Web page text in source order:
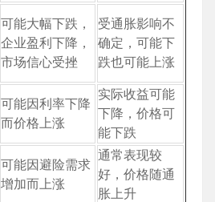
可能大幅下跌，
企业盈利下降，
市场信心受挫
受通胀影响不
确定，可能下
跌也可能上涨
可能因利率下降
而价格上涨
实际收益可能
下降，价格可
能下跌
可能因避险需求
增加而上涨
通常表现较
好，价格随通
胀上升